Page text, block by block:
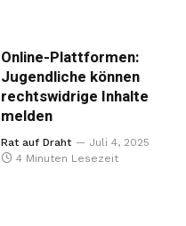
Online-Plattformen:
Jugendliche können
rechtswidrige Inhalte
melden
Rat auf Draht
Juli 4, 2025
4 Minuten Lesezeit